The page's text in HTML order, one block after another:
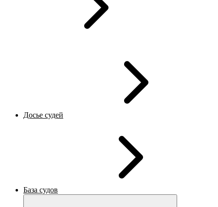
Досье судей
База судов